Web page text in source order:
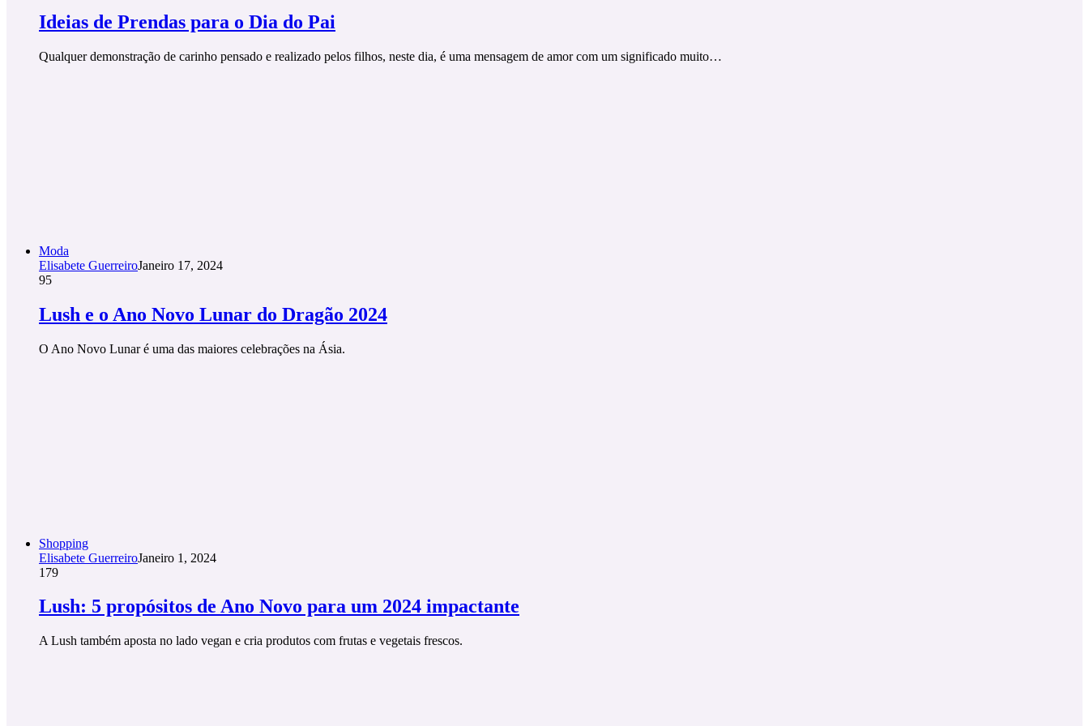
Ideias de Prendas para o Dia do Pai
Qualquer demonstração de carinho pensado e realizado pelos filhos, neste dia, é uma mensagem de amor com um significado muito…
Moda
Elisabete GuerreiroJaneiro 17, 2024
95
Lush e o Ano Novo Lunar do Dragão 2024
O Ano Novo Lunar é uma das maiores celebrações na Ásia.
Shopping
Elisabete GuerreiroJaneiro 1, 2024
179
Lush: 5 propósitos de Ano Novo para um 2024 impactante
A Lush também aposta no lado vegan e cria produtos com frutas e vegetais frescos.